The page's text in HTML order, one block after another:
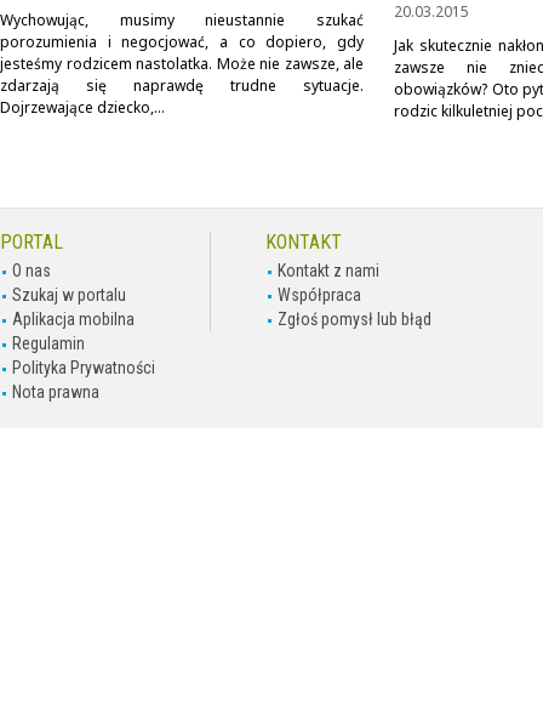
Wychowując, musimy nieustannie szukać
porozumienia i negocjować, a co dopiero, gdy
jesteśmy rodzicem nastolatka. Może nie zawsze, ale
zdarzają się naprawdę trudne sytuacje.
Dojrzewające dziecko,...
20.03.2015
Jak skutecznie
zawsze nie
obowiązków? Oto
rodzic kilkuletniej
PORTAL
O nas
Szukaj w portalu
Aplikacja mobilna
Regulamin
Polityka Prywatności
Nota prawna
KONTAKT
Kontakt z nami
Współpraca
Zgłoś pomysł lub błąd